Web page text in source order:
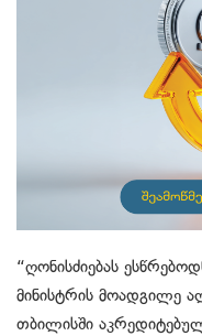
“ღონისძიებას
მინისტრის მოადგილე
თბილისში